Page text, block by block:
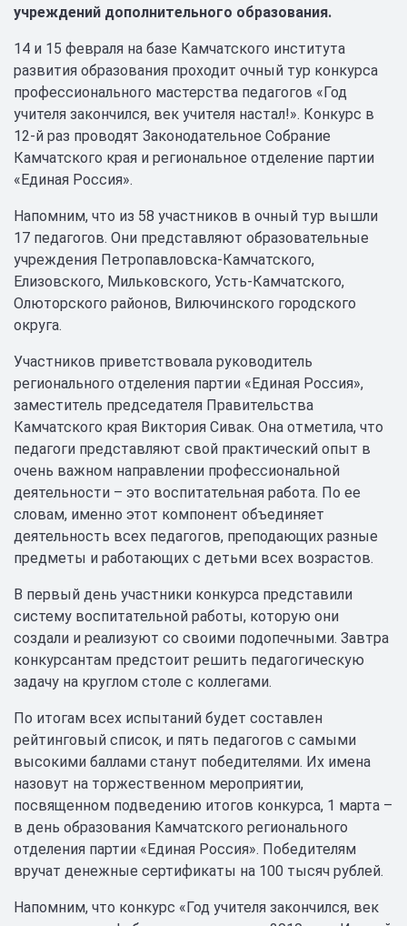
учреждений дополнительного образования.
14 и 15 февраля на базе Камчатского института
развития образования проходит очный тур конкурса
профессионального мастерства педагогов «Год
учителя закончился, век учителя настал!». Конкурс в
12-й раз проводят Законодательное Собрание
Камчатского края и региональное отделение партии
«Единая Россия».
Напомним, что из 58 участников в очный тур вышли
17 педагогов. Они представляют образовательные
учреждения Петропавловска-Камчатского,
Елизовского, Мильковского, Усть-Камчатского,
Олюторского районов, Вилючинского городского
округа.
Участников приветствовала руководитель
регионального отделения партии «Единая Россия»,
заместитель председателя Правительства
Камчатского края Виктория Сивак. Она отметила, что
педагоги представляют свой практический опыт в
очень важном направлении профессиональной
деятельности – это воспитательная работа. По ее
словам, именно этот компонент объединяет
деятельность всех педагогов, преподающих разные
предметы и работающих с детьми всех возрастов.
В первый день участники конкурса представили
систему воспитательной работы, которую они
создали и реализуют со своими подопечными. Завтра
конкурсантам предстоит решить педагогическую
задачу на круглом столе с коллегами.
По итогам всех испытаний будет составлен
рейтинговый список, и пять педагогов с самыми
высокими баллами станут победителями. Их имена
назовут на торжественном мероприятии,
посвященном подведению итогов конкурса, 1 марта –
в день образования Камчатского регионального
отделения партии «Единая Россия». Победителям
вручат денежные сертификаты на 100 тысяч рублей.
Напомним, что конкурс «Год учителя закончился, век